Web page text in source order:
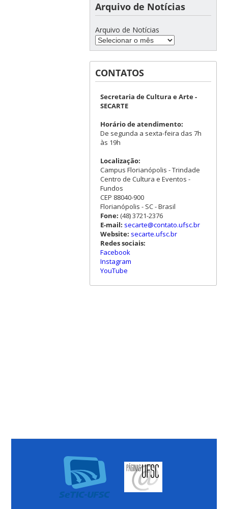
Arquivo de Notícias
Arquivo de Notícias
CONTATOS
Secretaria de Cultura e Arte -
SECARTE
Horário de atendimento:
De segunda a sexta-feira das 7h
às 19h
Localização:
Campus Florianópolis - Trindade
Centro de Cultura e Eventos -
Fundos
CEP 88040-900
Florianópolis - SC - Brasil
Fone: (48) 3721-2376
E-mail: secarte@contato.ufsc.br
Website: secarte.ufsc.br
Redes sociais:
Facebook
Instagram
YouTube